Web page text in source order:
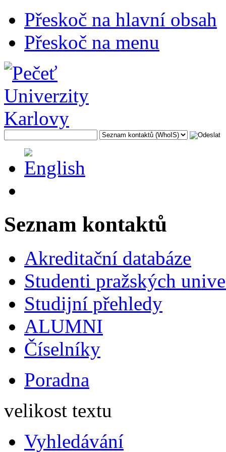
Přeskoč na hlavní obsah
Přeskoč na menu
Seznam kontaktů
Akreditační databáze
Studenti pražských
Studijní přehledy
ALUMNI
Číselníky
Poradna
velikost textu
Vyhledávání